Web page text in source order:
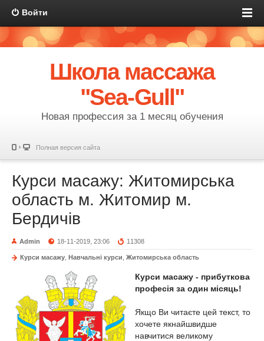
Войти
Школа массажа
"Sea-Gull"
Новая профессия за 1 месяц обучения
Полная версия сайта
Курси масажу: Житомирська
область м. Житомир м.
Бердичів
Admin 18-11-2019, 23:06 11308
Курси масажу Навчальні курси Житомирська область
Курси масажу - прибуткова
професія за один місяць!
Якщо Ви читаєте цей текст, то
хочете якнайшвидше
навчитися великому